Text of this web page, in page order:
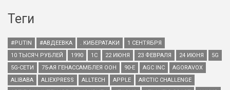
Теги
#PUTIN #АВДЕЕВКА . КИБЕРАТАКИ
1 СЕНТЯБРЯ
10 ТЫСЯЧ РУБЛЕЙ
1990 1С 22 ИЮНЯ 23 ФЕВРАЛЯ 24 ИЮНЯ
5G
5G-СЕТИ
75-АЯ ГЕНАССАМБЛЕЯ ООН 90-Е AGC INC
AGORAVOX
ALIBABA
ALIEXPRESS ALLTECH APPLE
ARCTIC CHALLENGE